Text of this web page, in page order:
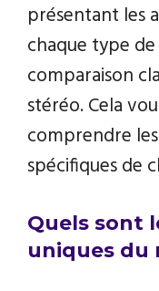
présentant les
chaque type
comparaison
stéréo. Cela
comprendre
spécifiques de
Quels sont
uniques du